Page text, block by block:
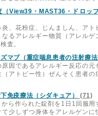
（View39・MAST36・ドロッ
炎、花粉症、じんましん、アト
るアレルギー物質（アレルゲ
査。
マブ（重症喘息患者の注射療法
因であるアレルギー反応の元
アトピー性）ぜんそく患者の
免疫療法（シダキュア）
(71)
ら作られた錠剤を1日1回服用
少しずつ身体をアレルゲンに